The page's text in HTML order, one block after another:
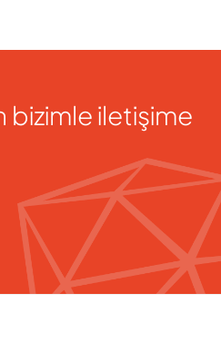
bizimle iletişime